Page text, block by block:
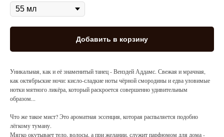
Добавить в корзину
Уникальная, как и её знаменитый танец - Венздей Аддамс. Свежая и мрачная,
как октябрьские ночи: кисло-сладкие ноты чёрной смородины и едва уловимые
нотки мятного ликёра, который раскроется совершенно удивительным
образом...
Что же такое мист? Это ароматная эссенция, которая распыляется подобно
лёгкому туману.
Мягко окутывает тело, волосы, а при желании, служит парфюмом для дома -